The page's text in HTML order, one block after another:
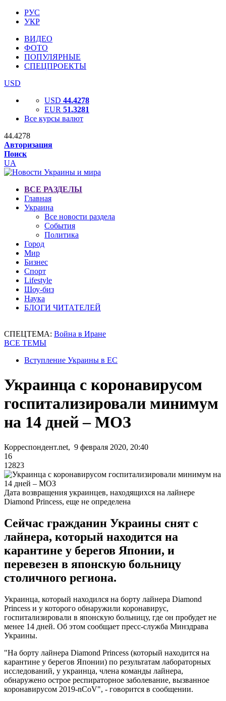
РУС
УКР
ВИДЕО
ФОТО
ПОПУЛЯРНЫЕ
СПЕЦПРОЕКТЫ
USD
USD 44.4278
EUR 51.3281
Все курсы валют
44.4278
Авторизация
Поиск
UA
ВСЕ РАЗДЕЛЫ
Главная
Украина
Все новости раздела
События
Политика
Город
Мир
Бизнес
Спорт
Lifestyle
Шоу-биз
Наука
БЛОГИ ЧИТАТЕЛЕЙ
СПЕЦТЕМА: Война в Иране
ВСЕ ТЕМЫ
Вступление Украины в ЕС
Украинца с коронавирусом
госпитализировали минимум
на 14 дней – МОЗ
Корреспондент.net, 9 февраля 2020, 20:40
16
12823
Дата возвращения украинцев, находящихся на лайнере
Diamond Princess, еще не определена
Сейчас гражданин Украины снят с
лайнера, который находится на
карантине у берегов Японии, и
перевезен в японскую больницу
столичного региона.
Украинца, который находился на борту лайнера Diamond
Princess и у которого обнаружили коронавирус,
госпитализировали в японскую больницу, где он пробудет не
менее 14 дней. Об этом сообщает пресс-служба Минздрава
Украины.
"На борту лайнера Diamond Princess (который находится на
карантине у берегов Японии) по результатам лабораторных
исследований, у украинца, члена команды лайнера,
обнаружено острое респираторное заболевание, вызванное
коронавирусом 2019-nCoV", - говорится в сообщении.